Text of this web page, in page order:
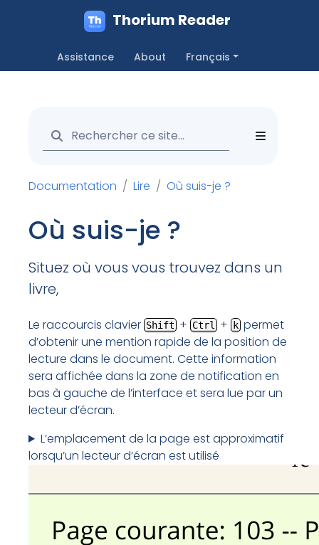
Thorium Reader
Assistance About Français
Documentation Lire Où suis-je ?
Où suis-je ?
Situez où vous vous trouvez dans un
livre,
Le raccourcis clavier Shift + Ctrl + k permet
d’obtenir une mention rapide de la position de
lecture dans le document. Cette information
sera affichée dans la zone de notification en
bas à gauche de l’interface et sera lue par un
lecteur d’écran.
L’emplacement de la page est approximatif
lorsqu’un lecteur d’écran est utilisé